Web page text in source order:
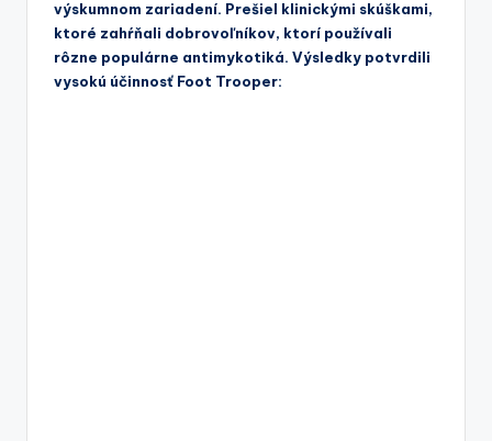
výskumnom zariadení. Prešiel klinickými skúškami,
ktoré zahŕňali dobrovoľníkov, ktorí používali
rôzne populárne antimykotiká. Výsledky potvrdili
vysokú účinnosť Foot Trooper: